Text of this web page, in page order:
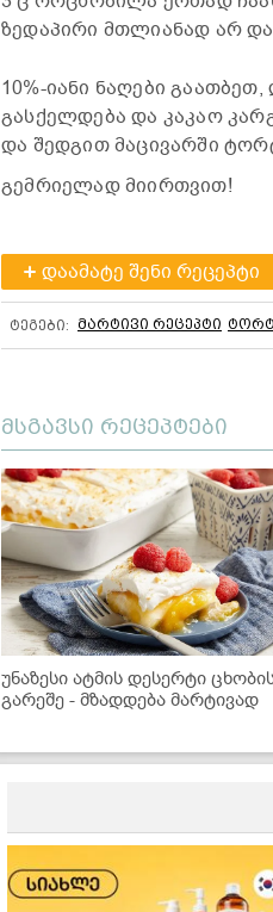
ზედაპირი მთლიანად არ
10%-იანი ნაღები
გასქელდება და კაკაო
და შედგით მაცივარში
გემრიელად მიირთვით!
დაამატე შენი რეცეპტი
ტეგები: მარტივი რეცეპტი
მსგავსი რეცეპტები
უნაზესი ატმის დესერტი
გარეშე - მზადდება მარტივად